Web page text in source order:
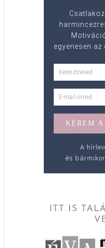
egyenesen
A
és
ITT IS